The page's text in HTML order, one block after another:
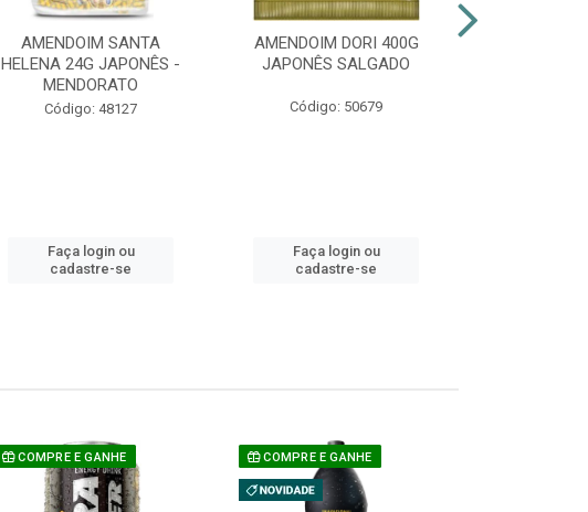
AMENDOIM SANTA
HELENA 24G JAPONÊS -
MENDORATO
Código: 48127
Faça login ou
cadastre-se
AMENDOIM DORI 400G
JAPONÊS SALGADO
Código: 50679
Faça login ou
cadastre-se
COMPRE E GANHE COMPRE E GANHE